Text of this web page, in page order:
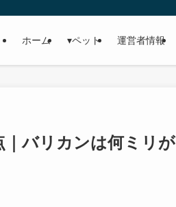
ホーム ▾ペット 運営者情報
バリカンは何ミリが